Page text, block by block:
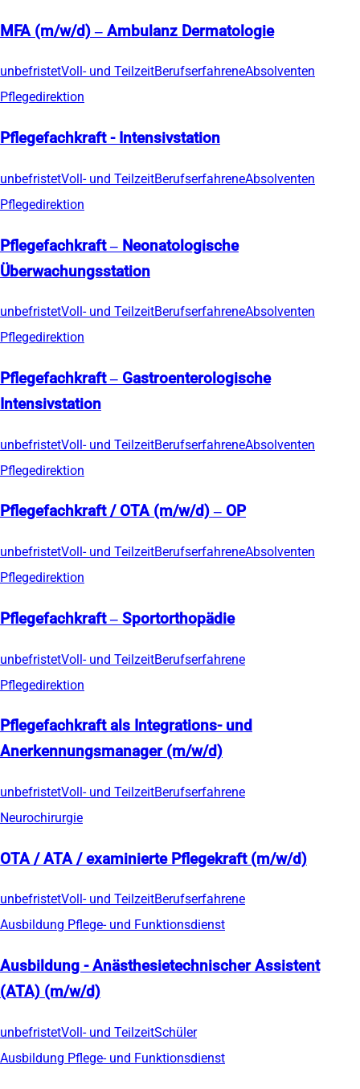
MFA (m/w/d) – Ambulanz Dermatologie
unbefristetVoll- und TeilzeitBerufserfahreneAbsolventen
Pflegedirektion
Pflegefachkraft - Intensivstation
unbefristetVoll- und TeilzeitBerufserfahreneAbsolventen
Pflegedirektion
Pflegefachkraft – Neonatologische
Überwachungsstation
unbefristetVoll- und TeilzeitBerufserfahreneAbsolventen
Pflegedirektion
Pflegefachkraft – Gastroenterologische
Intensivstation
unbefristetVoll- und TeilzeitBerufserfahreneAbsolventen
Pflegedirektion
Pflegefachkraft / OTA (m/w/d) – OP
unbefristetVoll- und TeilzeitBerufserfahreneAbsolventen
Pflegedirektion
Pflegefachkraft – Sportorthopädie
unbefristetVoll- und TeilzeitBerufserfahrene
Pflegedirektion
Pflegefachkraft als Integrations- und
Anerkennungsmanager (m/w/d)
unbefristetVoll- und TeilzeitBerufserfahrene
Neurochirurgie
OTA / ATA / examinierte Pflegekraft (m/w/d)
unbefristetVoll- und TeilzeitBerufserfahrene
Ausbildung Pflege- und Funktionsdienst
Ausbildung - Anästhesietechnischer Assistent
(ATA) (m/w/d)
unbefristetVoll- und TeilzeitSchüler
Ausbildung Pflege- und Funktionsdienst